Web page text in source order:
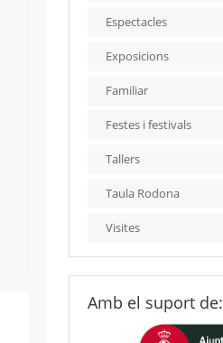
Espectacles
Exposicions
Familiar
Festes i festivals
Tallers
Taula Rodona
Visites
Amb el suport de: